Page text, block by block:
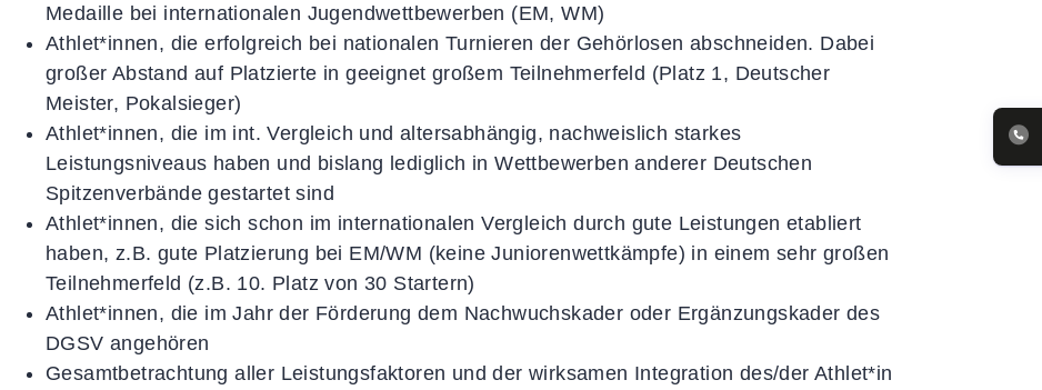
Medaille bei internationalen Jugendwettbewerben (EM, WM)
Athlet*innen, die erfolgreich bei nationalen Turnieren der Gehörlosen abschneiden. Dabei
großer Abstand auf Platzierte in geeignet großem Teilnehmerfeld (Platz 1, Deutscher
Meister, Pokalsieger)
Athlet*innen, die im int. Vergleich und altersabhängig, nachweislich starkes
Leistungsniveaus haben und bislang lediglich in Wettbewerben anderer Deutschen
Spitzenverbände gestartet sind
Athlet*innen, die sich schon im internationalen Vergleich durch gute Leistungen etabliert
haben, z.B. gute Platzierung bei EM/WM (keine Juniorenwettkämpfe) in einem sehr großen
Teilnehmerfeld (z.B. 10. Platz von 30 Startern)
Athlet*innen, die im Jahr der Förderung dem Nachwuchskader oder Ergänzungskader des
DGSV angehören
Gesamtbetrachtung aller Leistungsfaktoren und der wirksamen Integration des/der Athlet*in